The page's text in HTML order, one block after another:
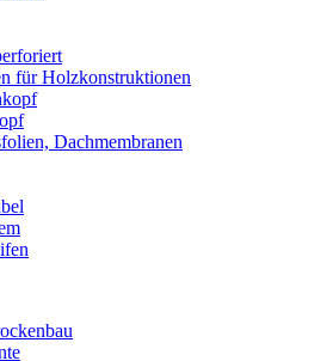
für Holzkonstruktionen
Dachmembranen